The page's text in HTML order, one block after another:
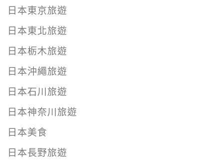
日本東京旅遊
日本東北旅遊
日本栃木旅遊
日本沖繩旅遊
日本石川旅遊
日本神奈川旅遊
日本美食
日本長野旅遊